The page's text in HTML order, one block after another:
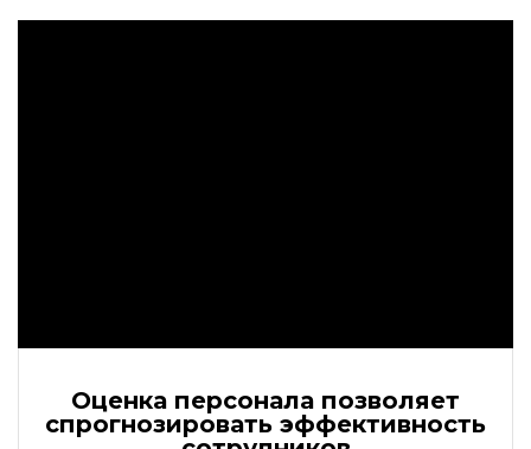
Оценка персонала позволяет
спрогнозировать эффективность